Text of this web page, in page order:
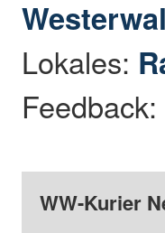
Lokales:
Feedback:
WW-Kurier